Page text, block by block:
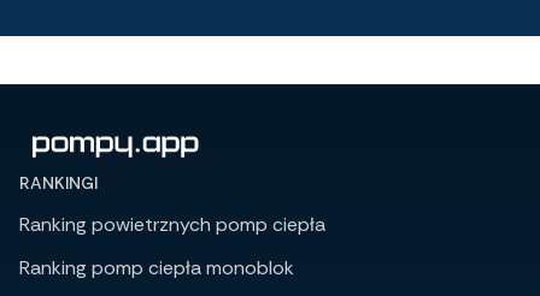
RANKINGI
Ranking powietrznych pomp ciepła
Ranking pomp ciepła monoblok